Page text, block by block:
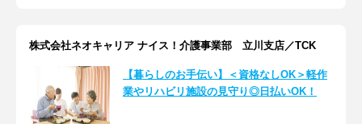
株式会社ネオキャリア ナイス！介護事業部 立川支店／TCK
【暮らしのお手伝い】＜資格なしOK＞軽作
業やリハビリ施設の見守り◎日払いOK！